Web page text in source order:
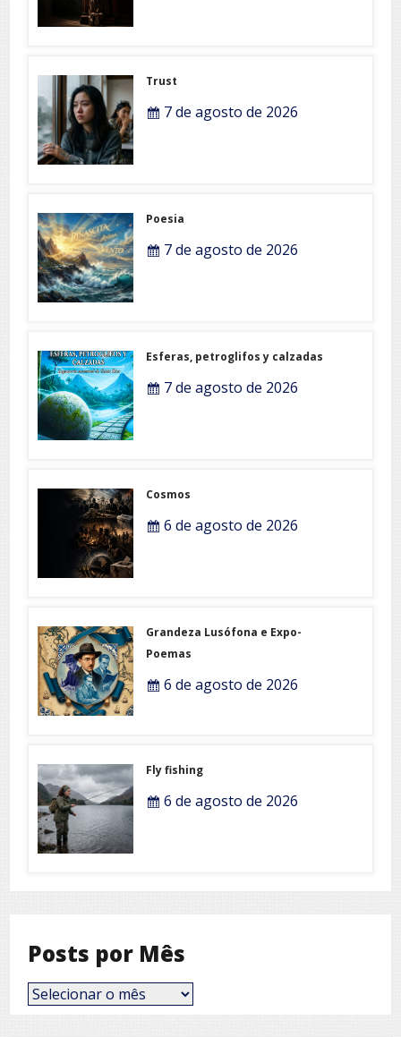
Trust
7 de agosto de 2026
Poesia
7 de agosto de 2026
Esferas, petroglifos y calzadas
7 de agosto de 2026
Cosmos
6 de agosto de 2026
Grandeza Lusófona e Expo-
Poemas
6 de agosto de 2026
Fly fishing
6 de agosto de 2026
Posts por Mês
Posts
por